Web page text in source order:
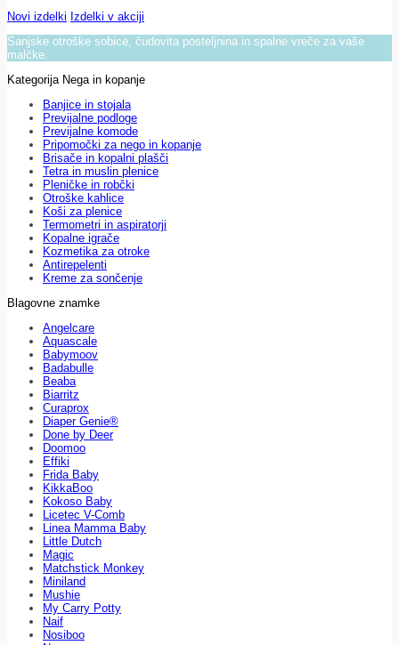
Novi izdelki Izdelki v akciji
Sanjske otroške sobice, čudovita posteljnina in spalne vreče za vaše
malčke.
Kategorija Nega in kopanje
Banjice in stojala
Previjalne podloge
Previjalne komode
Pripomočki za nego in kopanje
Brisače in kopalni plašči
Tetra in muslin plenice
Pleničke in robčki
Otroške kahlice
Koši za plenice
Termometri in aspiratorji
Kopalne igrače
Kozmetika za otroke
Antirepelenti
Kreme za sončenje
Blagovne znamke
Angelcare
Aquascale
Babymoov
Badabulle
Beaba
Biarritz
Curaprox
Diaper Genie®
Done by Deer
Doomoo
Effiki
Frida Baby
KikkaBoo
Kokoso Baby
Licetec V-Comb
Linea Mamma Baby
Little Dutch
Magic
Matchstick Monkey
Miniland
Mushie
My Carry Potty
Naif
Nosiboo